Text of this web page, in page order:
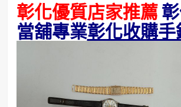
彰化優質店家推薦彰
當舖專業彰化收購手